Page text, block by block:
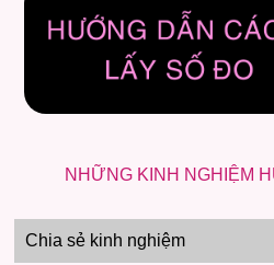
NHỮNG KINH NGHIỆM
Chia sẻ kinh nghiệm